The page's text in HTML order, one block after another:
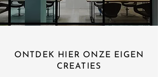
ONTDEK HIER ONZE EIGEN
CREATIES